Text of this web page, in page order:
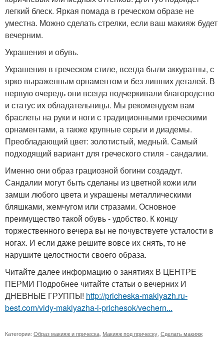
легкий блеск. Яркая помада в греческом образе не
уместна. Можно сделать стрелки, если ваш макияж будет
вечерним.
Украшения и обувь.
Украшения в греческом стиле, всегда были аккуратны, с
ярко выраженным орнаментом и без лишних деталей. В
первую очередь они всегда подчеркивали благородство
и статус их обладательницы. Мы рекомендуем вам
браслеты на руки и ноги с традиционными греческими
орнаментами, а также крупные серьги и диадемы.
Преобладающий цвет: золотистый, медный. Самый
подходящий вариант для греческого стиля - сандалии.
Именно они образ грациозной богини создадут.
Сандалии могут быть сделаны из цветной кожи или
замши любого цвета и украшены металлическими
бляшками, жемчугом или стразами. Основное
преимущество такой обувь - удобство. К концу
торжественного вечера вы не почувствуете усталости в
ногах. И если даже решите вовсе их снять, то не
нарушите целостности своего образа.
Читайте далее информацию о занятиях В ЦЕНТРЕ
ПЕРМИ Подробнее читайте статьи о вечерних И
ДНЕВНЫЕ ГРУППЫ! http://pricheska-makiyazh.ru-
best.com/vidy-makiyazha-i-prichesok/vechern...
Категории: Образ макияж и прическа Макияж под прическу Сделать макияж